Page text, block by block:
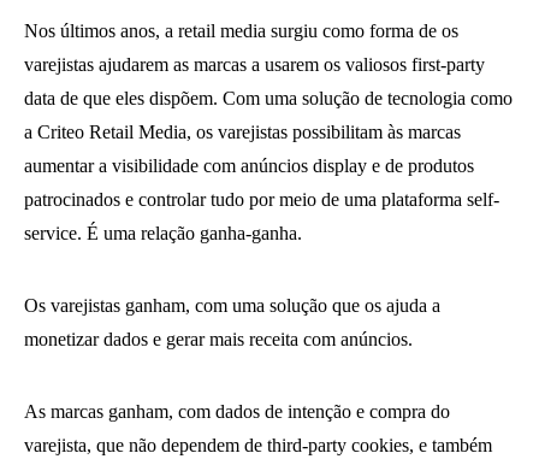
Nos últimos anos, a retail media surgiu como forma de os
varejistas ajudarem as marcas a usarem os valiosos first-party
data de que eles dispõem. Com uma solução de tecnologia como
a Criteo Retail Media, os varejistas possibilitam às marcas
aumentar a visibilidade com anúncios display e de produtos
patrocinados e controlar tudo por meio de uma plataforma self-
service. É uma relação ganha-ganha.
Os varejistas ganham, com uma solução que os ajuda a
monetizar dados e gerar mais receita com anúncios.
As marcas ganham, com dados de intenção e compra do
varejista, que não dependem de third-party cookies, e também